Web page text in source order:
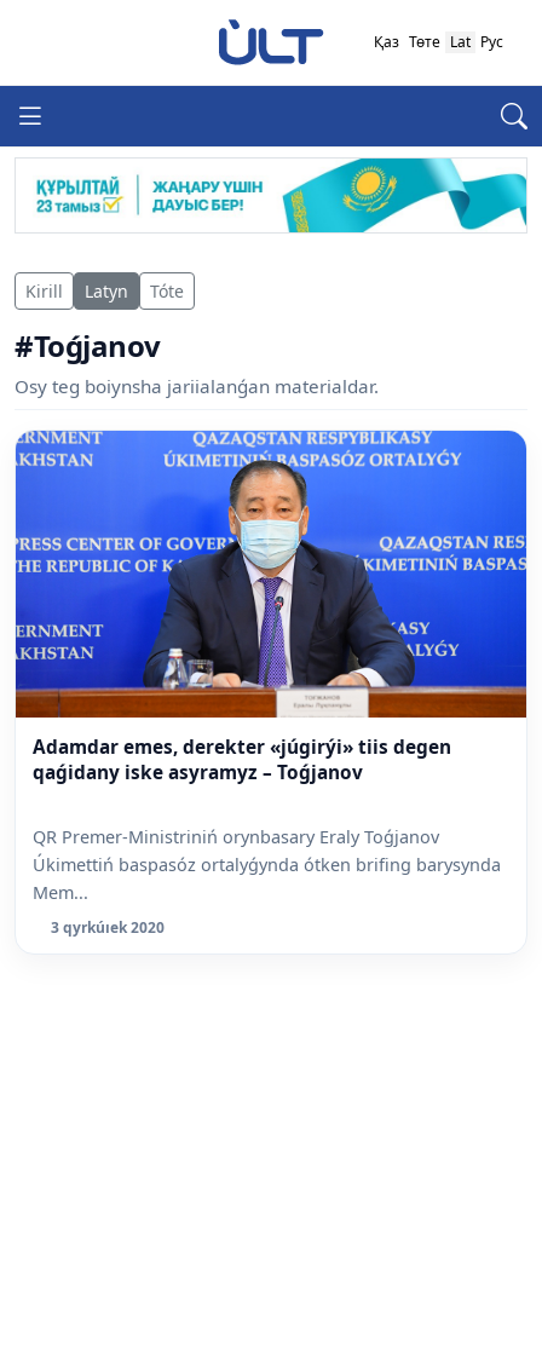
Қаз Төте Lat Рус
Kirill Latyn Tóte
#Toǵjanov
Osy teg boiynsha jariialanǵan materialdar.
Adamdar emes, derekter «júgirýi» tiis degen
qaǵidany iske asyramyz – Toǵjanov
QR Premer-Ministriniń orynbasary Eraly Toǵjanov
Úkimettiń baspasóz ortalyǵynda ótken brifing barysynda
Mem...
3 qyrkúıek 2020